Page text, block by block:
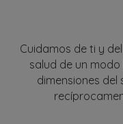
Cuidamos de ti y
salud de un
dimensiones del